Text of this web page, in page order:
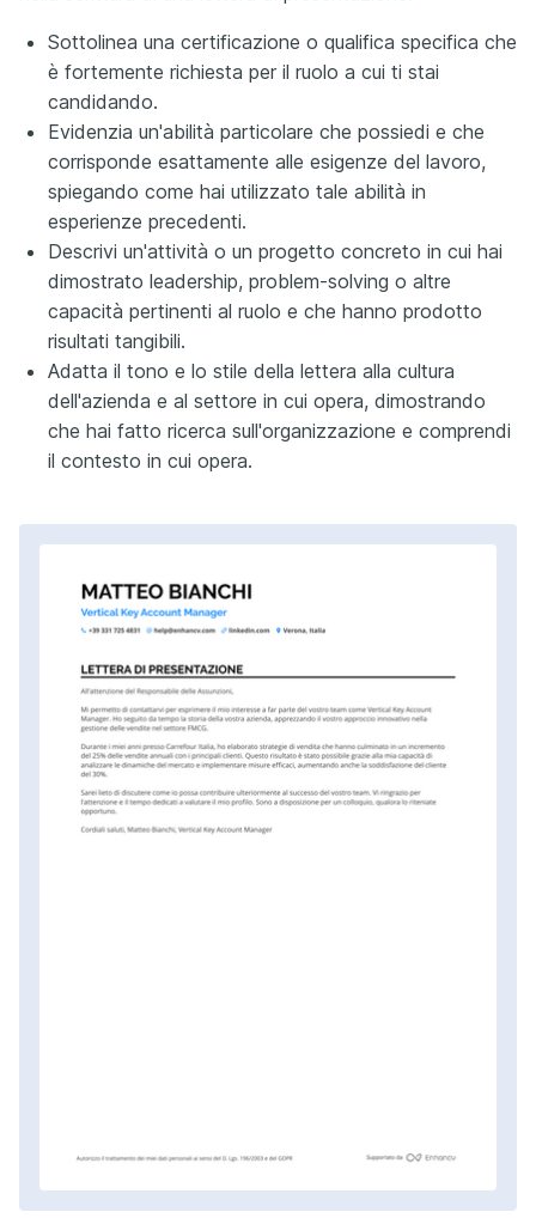
Sottolinea una certificazione o qualifica specifica che
è fortemente richiesta per il ruolo a cui ti stai
candidando.
Evidenzia un'abilità particolare che possiedi e che
corrisponde esattamente alle esigenze del lavoro,
spiegando come hai utilizzato tale abilità in
esperienze precedenti.
Descrivi un'attività o un progetto concreto in cui hai
dimostrato leadership, problem-solving o altre
capacità pertinenti al ruolo e che hanno prodotto
risultati tangibili.
Adatta il tono e lo stile della lettera alla cultura
dell'azienda e al settore in cui opera, dimostrando
che hai fatto ricerca sull'organizzazione e comprendi
il contesto in cui opera.